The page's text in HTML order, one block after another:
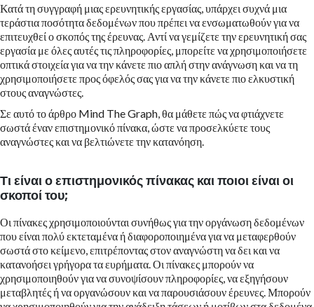
Κατά τη συγγραφή μιας ερευνητικής εργασίας, υπάρχει συχνά μια
τεράστια ποσότητα δεδομένων που πρέπει να ενσωματωθούν για να
επιτευχθεί ο σκοπός της έρευνας. Αντί να γεμίζετε την ερευνητική σας
εργασία με όλες αυτές τις πληροφορίες, μπορείτε να χρησιμοποιήσετε
οπτικά στοιχεία για να την κάνετε πιο απλή στην ανάγνωση και να τη
χρησιμοποιήσετε προς όφελός σας για να την κάνετε πιο ελκυστική
στους αναγνώστες.
Σε αυτό το άρθρο Mind The Graph, θα μάθετε πώς να φτιάχνετε
σωστά έναν επιστημονικό πίνακα, ώστε να προσελκύετε τους
αναγνώστες και να βελτιώνετε την κατανόηση.
Τι είναι ο επιστημονικός πίνακας και ποιοι είναι οι
σκοποί του;
Οι πίνακες χρησιμοποιούνται συνήθως για την οργάνωση δεδομένων
που είναι πολύ εκτεταμένα ή διαφοροποιημένα για να μεταφερθούν
σωστά στο κείμενο, επιτρέποντας στον αναγνώστη να δει και να
κατανοήσει γρήγορα τα ευρήματα. Οι πίνακες μπορούν να
χρησιμοποιηθούν για να συνοψίσουν πληροφορίες, να εξηγήσουν
μεταβλητές ή να οργανώσουν και να παρουσιάσουν έρευνες. Μπορούν